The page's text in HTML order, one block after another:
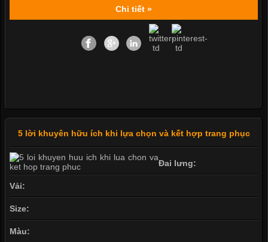
Chi tiết »
5 lời khuyên hữu ích khi lựa chọn và kết hợp trang phục
Đai lưng:
Vải:
Size:
Màu: